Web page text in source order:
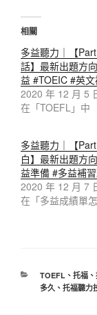
相關
多益聽力｜【
話】最新出題方
益 #TOEIC #英
2020 年 12 月 5
在「TOEFL」中
多益聽力｜【
白】最新出題方
益準備 #多益補
2020 年 12 月 7
在「多益成績單
分
類
TOEFL、 托福、
多久 、 托福聽力